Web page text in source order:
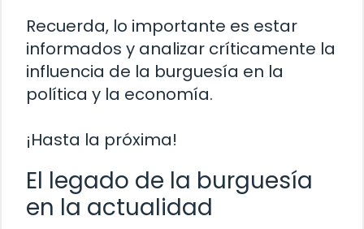
Recuerda, lo importante es estar
informados y analizar críticamente la
influencia de la burguesía en la
política y la economía.
¡Hasta la próxima!
El legado de la burguesía
en la actualidad